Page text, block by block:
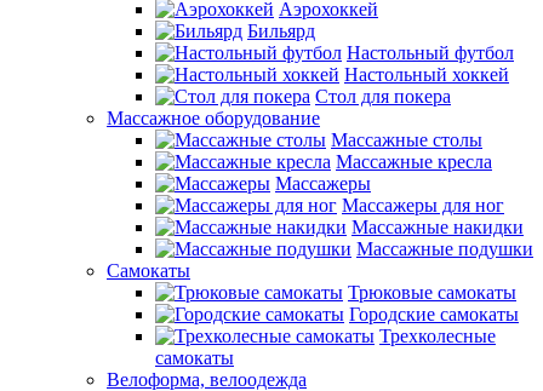
Аэрохоккей
Бильярд
Настольный футбол
Настольный хоккей
Стол для покера
Массажное оборудование
Массажные столы
Массажные кресла
Массажеры
Массажеры для ног
Массажные накидки
Массажные подушки
Самокаты
Трюковые самокаты
Городские самокаты
Трехколесные
самокаты
Велоформа, велоодежда